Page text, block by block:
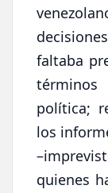
faltaba
política;
los
quienes